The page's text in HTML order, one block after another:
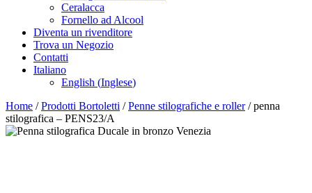
Ceralacca
Fornello ad Alcool
Diventa un rivenditore
Trova un Negozio
Contatti
Italiano
English (Inglese)
Home /Prodotti Bortoletti /Penne stilografiche e roller/ penna
stilografica – PENS23/A